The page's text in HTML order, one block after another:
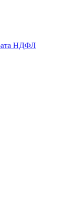
НДФЛ